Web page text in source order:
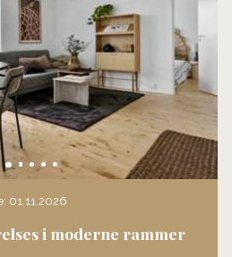
01.11.2026
i moderne rammer